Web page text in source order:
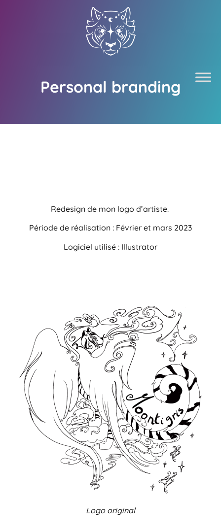
Personal branding
Redesign de mon logo d’artiste.
Période de réalisation : Février et mars 2023
Logiciel utilisé : Illustrator
Logo original